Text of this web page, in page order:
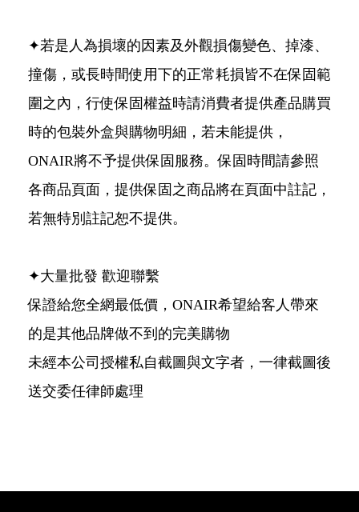
✦若是人為損壞的因素及外觀損傷變色、掉漆、
撞傷，或長時間使用下的正常耗損皆不在保固範
圍之內，行使保固權益時請消費者提供產品購買
時的包裝外盒與購物明細，若未能提供，
ONAIR將不予提供保固服務。保固時間請參照
各商品頁面，提供保固之商品將在頁面中註記，
若無特別註記恕不提供。
✦大量批發 歡迎聯繫
保證給您全網最低價，ONAIR希望給客人帶來
的是其他品牌做不到的完美購物
未經本公司授權私自截圖與文字者，一律截圖後
送交委任律師處理